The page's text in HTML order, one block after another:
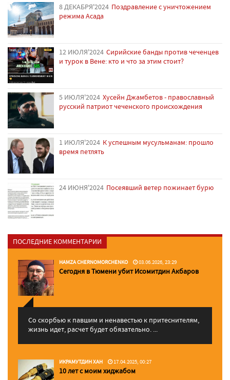
8 ДЕКАБРЯ'2024 Поздравление с уничтожением
режима Асада
12 ИЮЛЯ'2024 Сирийские банды против чеченцев
и турок в Вене: кто и что за этим стоит?
5 ИЮЛЯ'2024 Хусейн Джамбетов - православный
русский патриот чеченского происхождения
1 ИЮЛЯ'2024 К успешным мусульманам: прошло
время петлять
24 ИЮНЯ'2024 Посеявший ветер пожинает бурю
ПОСЛЕДНИЕ КОММЕНТАРИИ
HAMZA CHERNOMORCHENKO 03.06.2026, 23:29
Сегодня в Тюмени убит Исомитдин Акбаров
Со скорбью к павшим и ненавестью к притеснителям,
жизнь идет, расчет будет обязательно. ...
ИКРАМУТДИН ХАН 17.04.2025, 00:27
10 лет с моим хиджабом